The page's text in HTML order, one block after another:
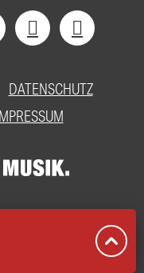
DATENSCHUTZ